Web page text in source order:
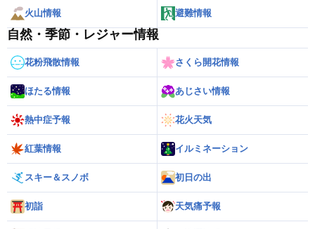
火山情報 避難情報
自然・季節・レジャー情報
花粉飛散情報 さくら開花情報
ほたる情報 あじさい情報
熱中症予報 花火天気
紅葉情報 イルミネーション
スキー＆スノボ 初日の出
初詣 天気痛予報